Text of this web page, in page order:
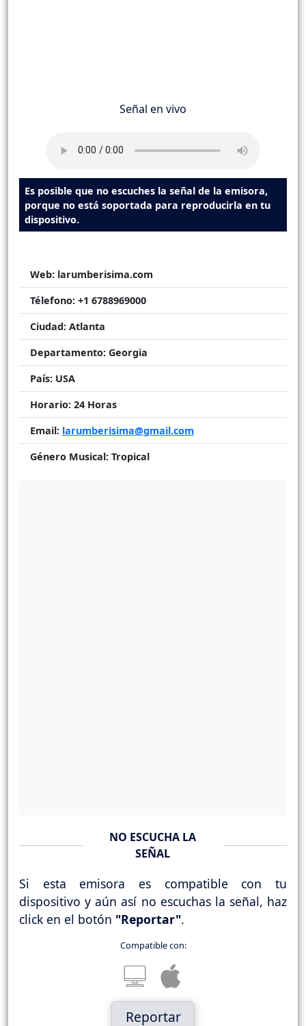
Señal en vivo
Es posible que no escuches la señal de la emisora,
porque no está soportada para reproducirla en tu
dispositivo.
Web: larumberisima.com
Télefono: +1 6788969000
Ciudad: Atlanta
Departamento: Georgia
País: USA
Horario: 24 Horas
Email: larumberisima@gmail.com
Género Musical: Tropical
NO ESCUCHA LA
SEÑAL
Si esta emisora es compatible con tu
dispositivo y aún así no escuchas la señal, haz
click en el botón "Reportar".
Compatible con:
Reportar